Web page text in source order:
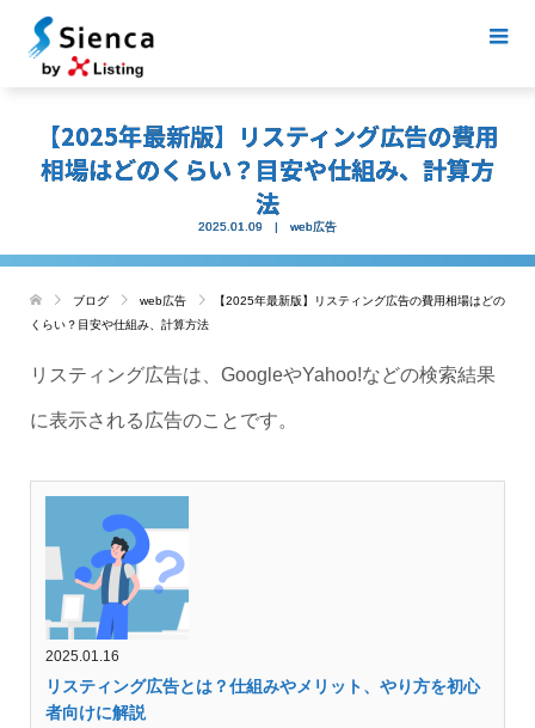
【2025年最新版】リスティング広告の費用
相場はどのくらい？目安や仕組み、計算方
法
2025.01.09 web広告
ブログ web広告
【2025年最新版】リスティング広告の費用相場はどの
くらい？目安や仕組み、計算方法
リスティング広告は、GoogleやYahoo!などの検索結果
に表示される広告のことです。
2025.01.16
リスティング広告とは？仕組みやメリット、やり方を初心
者向けに解説